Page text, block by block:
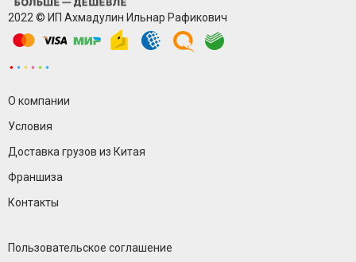
2022 © ИП Ахмадулин Ильнар Рафикович
О компании
Условия
Доставка грузов из Китая
Франшиза
Контакты
Пользовательское соглашение